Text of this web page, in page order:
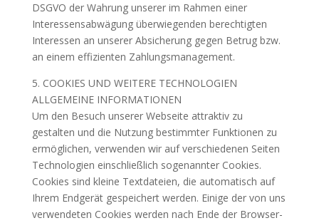
DSGVO der Wahrung unserer im Rahmen einer
Interessensabwägung überwiegenden berechtigten
Interessen an unserer Absicherung gegen Betrug bzw.
an einem effizienten Zahlungsmanagement.
5. COOKIES UND WEITERE TECHNOLOGIEN
ALLGEMEINE INFORMATIONEN
Um den Besuch unserer Webseite attraktiv zu
gestalten und die Nutzung bestimmter Funktionen zu
ermöglichen, verwenden wir auf verschiedenen Seiten
Technologien einschließlich sogenannter Cookies.
Cookies sind kleine Textdateien, die automatisch auf
Ihrem Endgerät gespeichert werden. Einige der von uns
verwendeten Cookies werden nach Ende der Browser-